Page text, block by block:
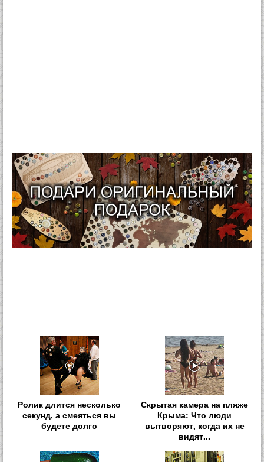
Ролик длится несколько
секунд, а смеяться вы
будете долго
Скрытая камера на пляже
Крыма: Что люди
вытворяют, когда их не
видят...